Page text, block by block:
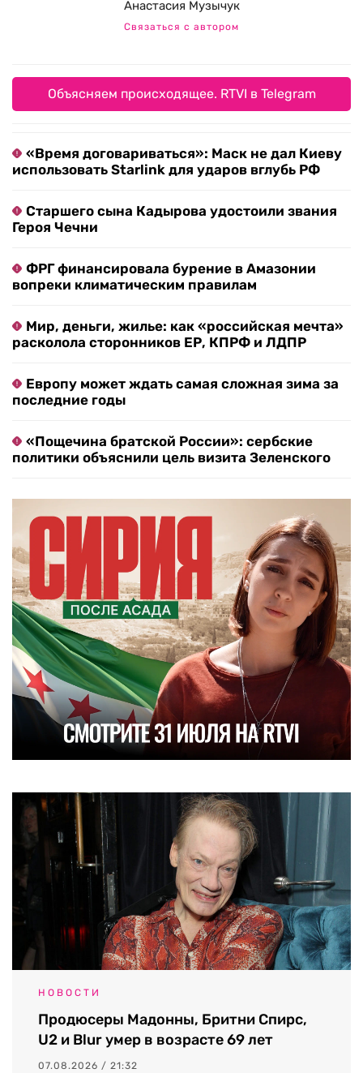
Анастасия Музычук
Связаться с автором
Объясняем происходящее. RTVI в Telegram
«Время договариваться»: Маск не дал Киеву
использовать Starlink для ударов вглубь РФ
Старшего сына Кадырова удостоили звания
Героя Чечни
ФРГ финансировала бурение в Амазонии
вопреки климатическим правилам
Мир, деньги, жилье: как «российская мечта»
расколола сторонников ЕР, КПРФ и ЛДПР
Европу может ждать самая сложная зима за
последние годы
«Пощечина братской России»: сербские
политики объяснили цель визита Зеленского
НОВОСТИ
Продюсеры Мадонны, Бритни Спирс,
U2 и Blur умер в возрасте 69 лет
07.08.2026 / 21:32